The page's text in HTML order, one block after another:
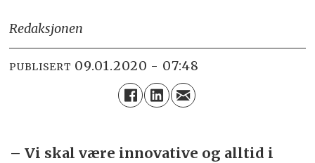
Redaksjonen
PUBLISERT 09.01.2020 - 07:48
– Vi skal være innovative og alltid i